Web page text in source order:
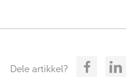
Dele artikkel?